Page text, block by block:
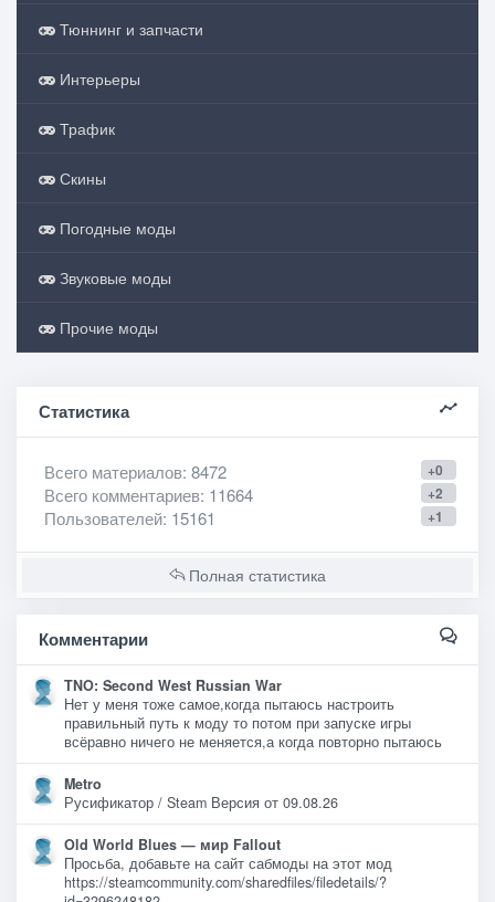
Тюннинг и запчасти
Интерьеры
Трафик
Скины
Погодные моды
Звуковые моды
Прочие моды
Статистика
+0
Всего материалов: 8472
+2
Всего комментариев: 11664
+1
Пользователей: 15161
Полная статистика
Комментарии
TNO: Second West Russian War
Нет у меня тоже самое,когда пытаюсь настроить
правильный путь к моду то потом при запуске игры
всёравно ничего не меняется,а когда повторно пытаюсь
Metro
Русификатор / Steam Версия от 09.08.26
Old World Blues — мир Fallout
Просьба, добавьте на сайт сабмоды на этот мод
https://steamcommunity.com/sharedfiles/filedetails/?